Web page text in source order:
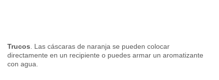
Trucos. Las cáscaras de naranja se pueden colocar
directamente en un recipiente o puedes armar un aromatizante
con agua.